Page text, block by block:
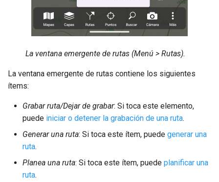
La ventana emergente de rutas (Menú > Rutas).
La ventana emergente de rutas contiene los siguientes
ítems:
Grabar ruta/Dejar de grabar: Si toca este elemento,
puede iniciar o detener la grabación de una ruta.
Generar una ruta: Si toca este ítem, puede generar una
ruta.
Planea una ruta: Si toca este ítem, puede planificar una
ruta.